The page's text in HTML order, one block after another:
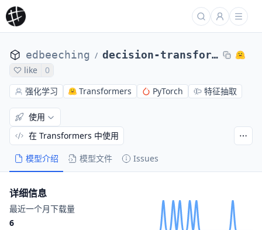
edbeeching / decision-transformer-gym-hopper-expert
like
0
强化学习
Transformers PyTorch 特征抽取
模型介绍 模型文件 Issues
使用
在 Transformers 中使用
详细信息
最近一个月下载量
6